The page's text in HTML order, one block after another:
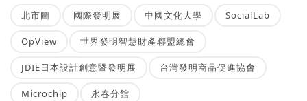
北市圖 國際發明展 中國文化大學 SocialLab
OpView 世界發明智慧財產聯盟總會
JDIE日本設計創意暨發明展 台灣發明商品促進協會
Microchip 永春分館